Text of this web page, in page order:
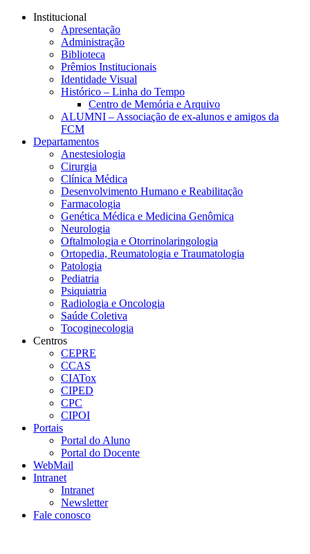
Conteúdo principal
Institucional
Apresentação
Administração
Biblioteca
Prêmios Institucionais
Identidade Visual
Histórico – Linha do Tempo
Centro de Memória e Arquivo
ALUMNI – Associação de ex-alunos e amigos da
FCM
Departamentos
Anestesiologia
Cirurgia
Clínica Médica
Desenvolvimento Humano e Reabilitação
Farmacologia
Genética Médica e Medicina Genômica
Neurologia
Oftalmologia e Otorrinolaringologia
Ortopedia, Reumatologia e Traumatologia
Patologia
Pediatria
Psiquiatria
Radiologia e Oncologia
Saúde Coletiva
Tocoginecologia
Centros
CEPRE
CCAS
CIATox
CIPED
CPC
CIPOI
Portais
Portal do Aluno
Portal do Docente
WebMail
Intranet
Intranet
Newsletter
Fale conosco